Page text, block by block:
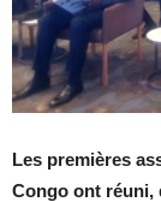
Les premières
Congo ont réuni,